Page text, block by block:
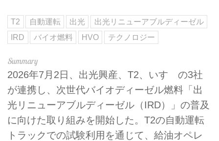
T2 自動運転 出光
出光リニューアブルディーゼル
IRD
バイオ燃料 HVO テクノロジー
2026年7月2日、出光興産、T2、いすゞの3社
が連携し、次世代バイオディーゼル燃料「出
光リニューアブルディーゼル（IRD）」の普及
に向けた取り組みを開始した。T2の自動運転
トラックでの試験利用を通じて、給油オペレ